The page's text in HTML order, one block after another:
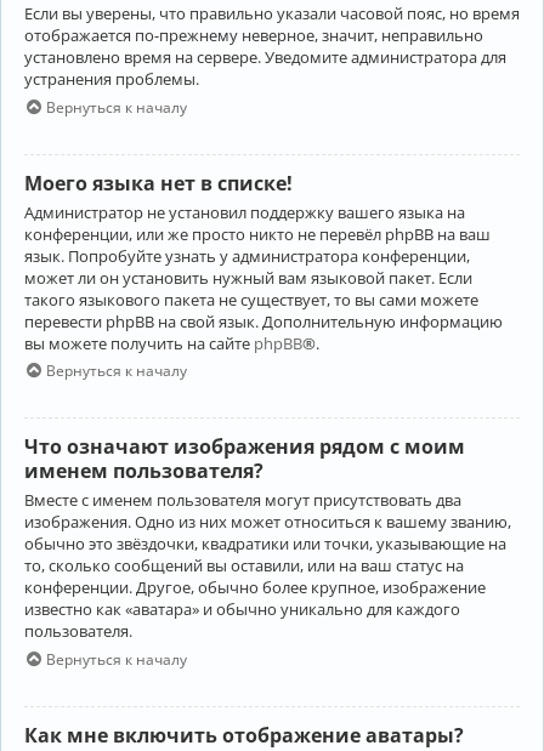
Если вы уверены, что правильно указали часовой пояс, но время
отображается по-прежнему неверное, значит, неправильно
установлено время на сервере. Уведомите администратора для
устранения проблемы.
Вернуться к началу
Моего языка нет в списке!
Администратор не установил поддержку вашего языка на
конференции, или же просто никто не перевёл phpBB на ваш
язык. Попробуйте узнать у администратора конференции,
может ли он установить нужный вам языковой пакет. Если
такого языкового пакета не существует, то вы сами можете
перевести phpBB на свой язык. Дополнительную информацию
вы можете получить на сайте phpBB®.
Вернуться к началу
Что означают изображения рядом с моим
именем пользователя?
Вместе с именем пользователя могут присутствовать два
изображения. Одно из них может относиться к вашему званию,
обычно это звёздочки, квадратики или точки, указывающие на
то, сколько сообщений вы оставили, или на ваш статус на
конференции. Другое, обычно более крупное, изображение
известно как «аватара» и обычно уникально для каждого
пользователя.
Вернуться к началу
Как мне включить отображение аватары?